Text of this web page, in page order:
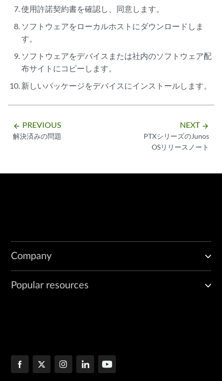
使用許諾契約書を確認し、同意します。
ソフトウェアをローカルホストにダウンロードしま
す。
ソフトウェアをデバイスまたは社内のソフトウェア配
布サイトにコピーします。
新しいパッケージをデバイスにインストールします。
arrow_backward PREVIOUS
解決済みの問題
NEXT arrow_forward
PTXシリーズのJunos
OSリリースノート
Company
Popular resources